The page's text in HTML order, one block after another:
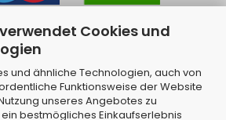
Cookies und
und ähnliche Technologien, auch von
Funktionsweise der Website
unseres Angebotes zu
bestmögliches Einkaufserlebnis